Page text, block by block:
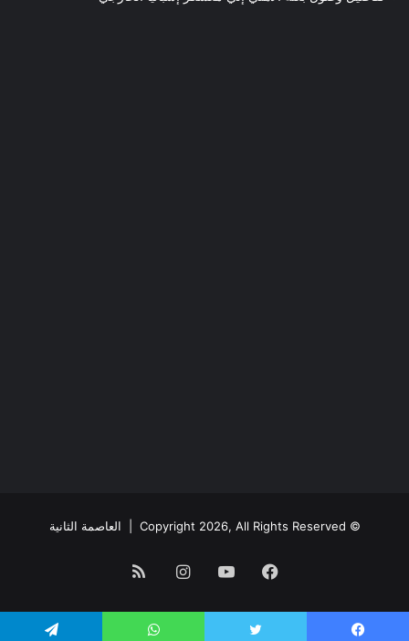
© Copyright 2026, All Rights Reserved | العاصمة الثانية
فيسبوكيوتيوبانستقرامملخص
الموقع